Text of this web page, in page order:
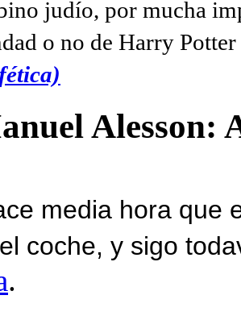
judío, por mucha
o no de Harry
Alesson:
media hora que
coche, y sigo
.